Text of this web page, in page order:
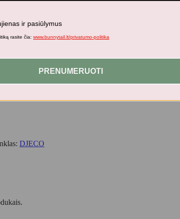
lipdukus prie pagrindo! Sukeiskite lipdukus, jei
DJECO
ir pasiūlymus
rasite čia: www.bunnytail.lt/privatumo-politika
PRENUMERUOTI